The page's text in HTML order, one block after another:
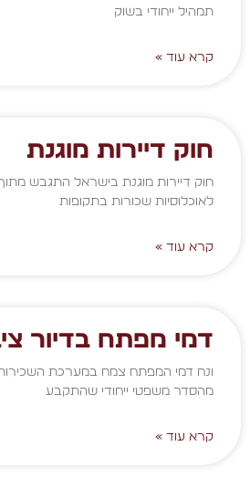
תמהיל ייחודי בשוק
קרא עוד »
חוק דיירות מוגנת
חוק דיירות מוגנת בישראל התגבש מתוך
לאוכלוסיות שכורות בתקופות
קרא עוד »
דמי מפתח בדיור
ונח דמי המפתח צמח במערכת
מהסדר משפטי ייחודי שהתקבע
קרא עוד »